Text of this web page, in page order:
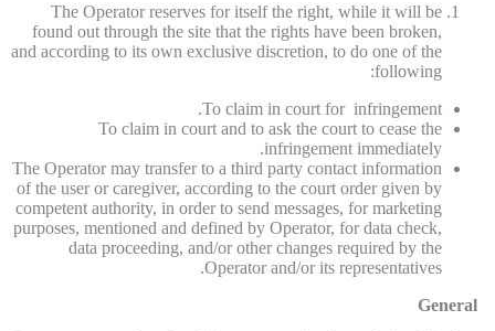
The Operator reserves for itself the right, while it will be
found out through the site that the rights have been broken,
and according to its own exclusive discretion, to do one of the
following:
To claim in court for infringement.
To claim in court and to ask the court to cease the
infringement immediately.
The Operator may transfer to a third party contact information
of the user or caregiver, according to the court order given by
competent authority, in order to send messages, for marketing
purposes, mentioned and defined by Operator, for data check,
data proceeding, and/or other changes required by the
Operator and/or its representatives.
General